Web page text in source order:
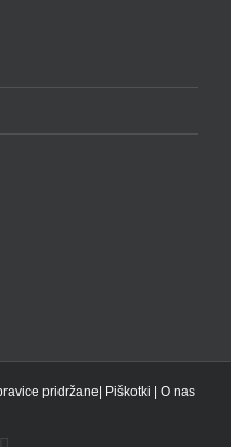
pridržane| Piškotki | O nas